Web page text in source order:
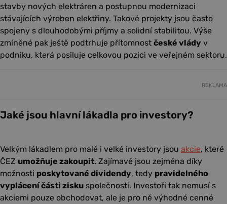
stavby nových elektráren a postupnou modernizaci
stávajících výroben elektřiny. Takové projekty jsou často
spojeny s dlouhodobými příjmy a solidní stabilitou. Výše
zmíněné pak ještě podtrhuje přítomnost české vlády v
podniku, která posiluje celkovou pozici ve veřejném sektoru.
REKLAMA
Jaké jsou hlavní lákadla pro investory?
Velkým lákadlem pro malé i velké investory jsou akcie, které
ČEZ umožňuje zakoupit. Zajímavé jsou zejména díky
možnosti poskytované dividendy, tedy pravidelného
vyplácení části zisku společnosti. Investoři tak nemusí s
akciemi pouze obchodovat, ale je pro ně výhodné cenné